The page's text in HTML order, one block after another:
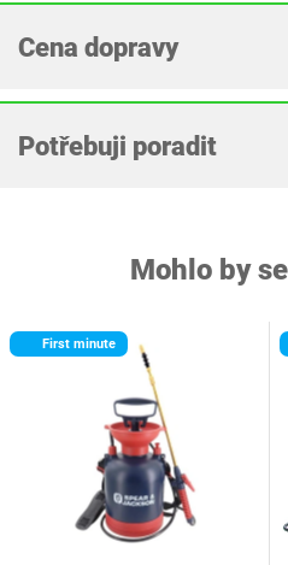
Cena dopravy
Potřebuji poradit
Mohlo by
First minute